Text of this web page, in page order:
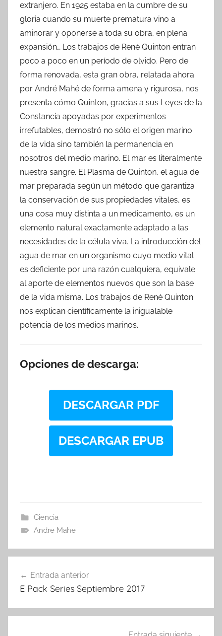
extranjero. En 1925 estaba en la cumbre de su
gloria cuando su muerte prematura vino a
aminorar y oponerse a toda su obra, en plena
expansión… Los trabajos de René Quinton entran
poco a poco en un período de olvido. Pero de
forma renovada, esta gran obra, relatada ahora
por André Mahé de forma amena y rigurosa, nos
presenta cómo Quinton, gracias a sus Leyes de la
Constancia apoyadas por experimentos
irrefutables, demostró no sólo el origen marino
de la vida sino también la permanencia en
nosotros del medio marino. El mar es literalmente
nuestra sangre. El Plasma de Quinton, el agua de
mar preparada según un método que garantiza
la conservación de sus propiedades vitales, es
una cosa muy distinta a un medicamento, es un
elemento natural exactamente adaptado a las
necesidades de la célula viva. La introducción del
agua de mar en un organismo cuyo medio vital
es deficiente por una razón cualquiera, equivale
al aporte de elementos nuevos que son la base
de la vida misma. Los trabajos de René Quinton
nos explican científicamente la inigualable
potencia de los medios marinos.
Opciones de descarga:
DESCARGAR PDF
DESCARGAR EPUB
Ciencia
Andre Mahe
de
Entrada anterior
E Pack Series Septiembre 2017